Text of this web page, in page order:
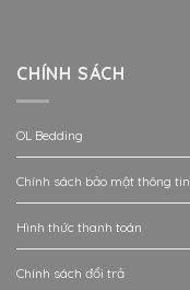
CHÍNH SÁCH
OL Bedding
Chính sách bảo mật thông tin
Hình thức thanh toán
Chính sách đổi trả